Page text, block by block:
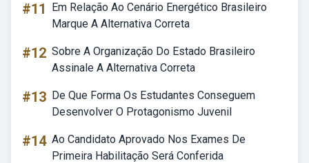
#11
Em Relação Ao Cenário Energético Brasileiro
Marque A Alternativa Correta
#12 Sobre A Organização Do Estado Brasileiro
Assinale A Alternativa Correta
#13 De Que Forma Os Estudantes Conseguem
Desenvolver O Protagonismo Juvenil
#14 Ao Candidato Aprovado Nos Exames De
Primeira Habilitação Será Conferida